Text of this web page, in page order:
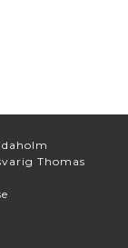
Thomas